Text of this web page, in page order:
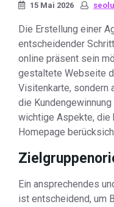
15 Mai 2026
Die Erstellung einer
entscheidender
online präsent sein
gestaltete Webseite
Visitenkarte, sondern
die
wichtige Aspekte, die
Homepage
Ein ansprechendes
ist entscheidend, um